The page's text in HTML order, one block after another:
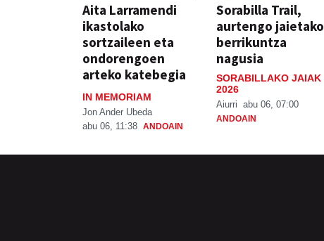
Aita Larramendi
ikastolako
sortzaileen eta
ondorengoen
arteko katebegia
IN MEMORIAM
Jon Ander Ubeda
abu 06, 11:38 ANDOAIN
Sorabilla Trail,
aurtengo jaietako
berrikuntza
nagusia
SORABILLAKO JAIAK
2026
Aiurri abu 06, 07:00
ANDOAIN